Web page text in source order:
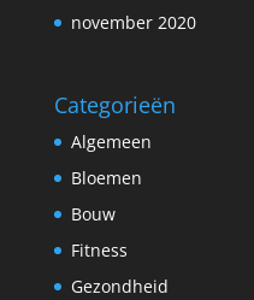
november 2020
Categorieën
Algemeen
Bloemen
Bouw
Fitness
Gezondheid